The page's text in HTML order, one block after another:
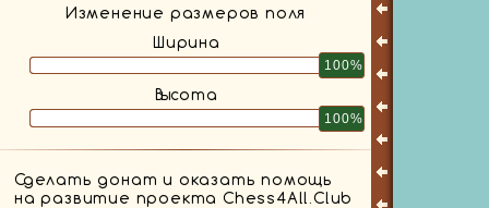
Изменение размеров поля
Ширина
100%
Высота
100%
Сделать донат и оказать помощь
на развитие проекта Chess4All.Club